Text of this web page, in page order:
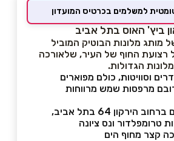
ביץ' האוס בתל אביב
מותג מלונות הבוטיק המוביל
רצועת החוף של העיר, שלאורכה
הגדולות.
49 חדרים וסוויטות, כולם מפוארים
מרפסות שמש מרווחות
המלון ממוקם ברחוב הירקון 64 בתל אביב,
טרומפלדור ונס ציונה
קצר מחוף הים